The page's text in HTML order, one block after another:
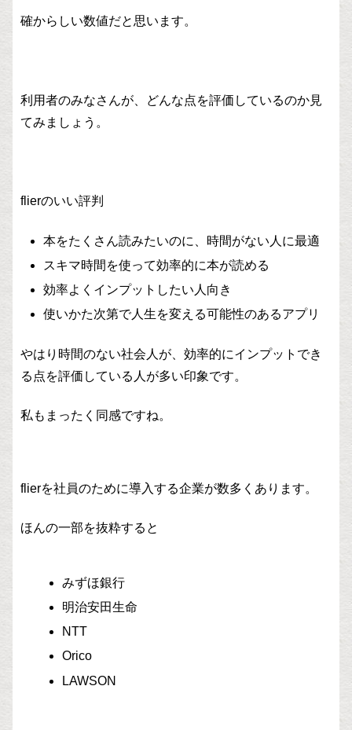
確からしい数値だと思います。
利用者のみなさんが、どんな点を評価しているのか見
てみましょう。
flierのいい評判
本をたくさん読みたいのに、時間がない人に最適
スキマ時間を使って効率的に本が読める
効率よくインプットしたい人向き
使いかた次第で人生を変える可能性のあるアプリ
やはり時間のない社会人が、効率的にインプットでき
る点を評価している人が多い印象です。
私もまったく同感ですね。
flierを社員のために導入する企業が数多くあります。
ほんの一部を抜粋すると
みずほ銀行
明治安田生命
NTT
Orico
LAWSON